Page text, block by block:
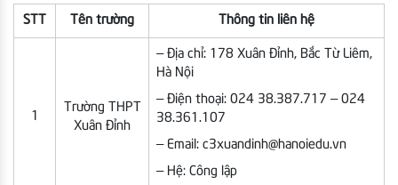
STT Tên trường Thông tin liên hệ
Trường THPT
Xuân Đỉnh
– Địa chỉ: 178 Xuân Đỉnh, Bắc Từ Liêm,
Hà Nội
– Điện thoại: 024 38.387.717 – 024
38.361.107
– Email: c3xuandinh@hanoiedu.vn
– Hệ: Công lập